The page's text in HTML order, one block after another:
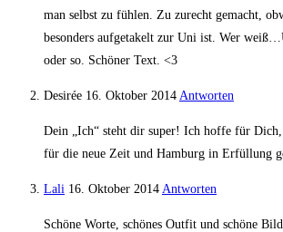
man selbst zu fühlen. Zu zurecht gemacht,
besonders aufgetakelt zur Uni ist. Wer
oder so. Schöner Text. <3
Desirée 16. Oktober 2014 Antworten
Dein „Ich“ steht dir super! Ich hoffe für Dich,
für die neue Zeit und Hamburg in Erfüllung
Lali 16. Oktober 2014 Antworten
Schöne Worte, schönes Outfit und schöne